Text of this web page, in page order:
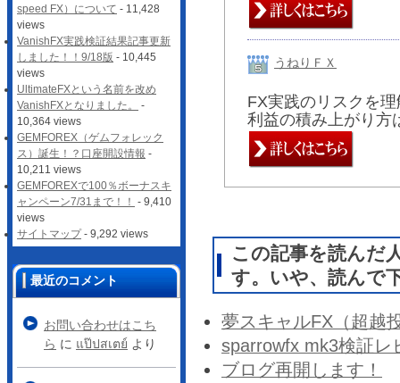
うねりＦＸ
FX実践のリスクを
利益の積み上がり方
この記事を読んだ
す。いや、読んで
夢スキャルFX（超越
sparrowfx mk3検証レ
ブログ再開します！
speed FX）について - 11,428
views
VanishFX実践検証結果記事更新
しました！！9/18版 - 10,445
views
UltimateFXという名前を改め
VanishFXとなりました。
-
10,364 views
GEMFOREX（ゲムフォレック
ス）誕生！？口座開設情報 -
10,211 views
GEMFOREXで100％ボーナスキ
ャンペーン7/31まで！！ - 9,410
views
サイトマップ- 9,292 views
最近のコメント
お問い合わせはこち
ら に แป๊ปสเตย์ より